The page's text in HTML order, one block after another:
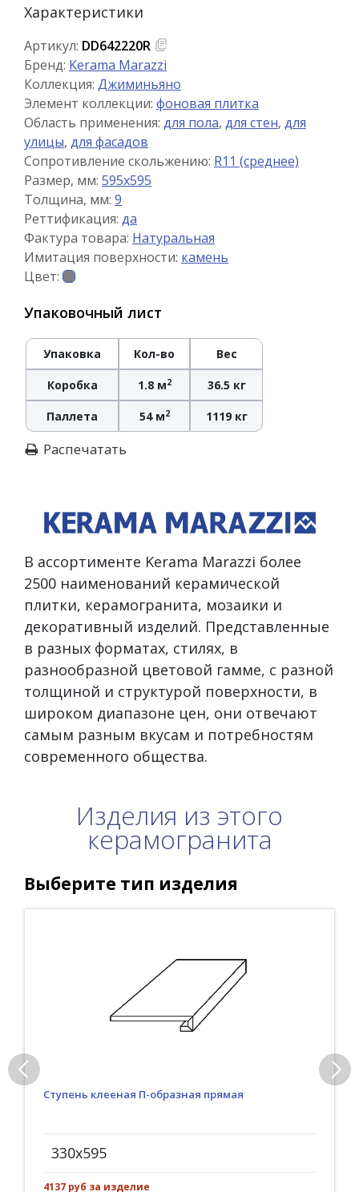
Характеристики
Артикул: DD642220R
Бренд: Kerama Marazzi
Коллекция: Джиминьяно
Элемент коллекции: фоновая плитка
Область применения: для пола, для стен, для
улицы, для фасадов
Сопротивление скольжению: R11 (среднее)
Размер, мм: 595x595
Толщина, мм: 9
Реттификация: да
Фактура товара: Натуральная
Имитация поверхности: камень
Цвет:
Упаковочный лист
Упаковка Кол-во Вес
Коробка 1.8 м2 36.5 кг
Паллета 54 м2 1119 кг
Распечатать
В ассортименте Kerama Marazzi более
2500 наименований керамической
плитки, керамогранита, мозаики и
декоративный изделий. Представленные
в разных форматах, стилях, в
разнообразной цветовой гамме, с разной
толщиной и структурой поверхности, в
широком диапазоне цен, они отвечают
самым разным вкусам и потребностям
современного общества.
Изделия из этого
керамогранита
Выберите тип изделия
Ступень клееная П-образная прямая
330x595
4137 руб за изделие